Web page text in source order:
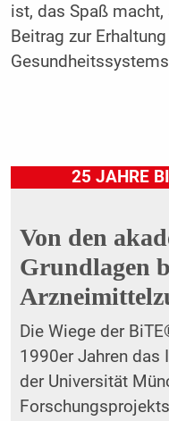
ist, das Spaß
Beitrag zur
25 JAHRE
Von den
Grundlagen
Die Wiege der
1990er Jahren
der Universität